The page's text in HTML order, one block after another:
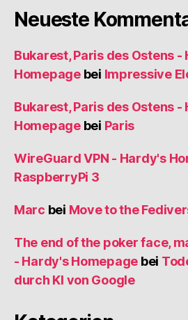
Neueste
Bukarest, Paris des Ostens -
Homepagebei Impressive
Bukarest, Paris des Ostens -
Homepagebei Paris
WireGuard VPN - Hardy's
RaspberryPi 3
Marc bei Move to the
The end of the poker face,
- Hardy's Homepage bei
durch KI von Google